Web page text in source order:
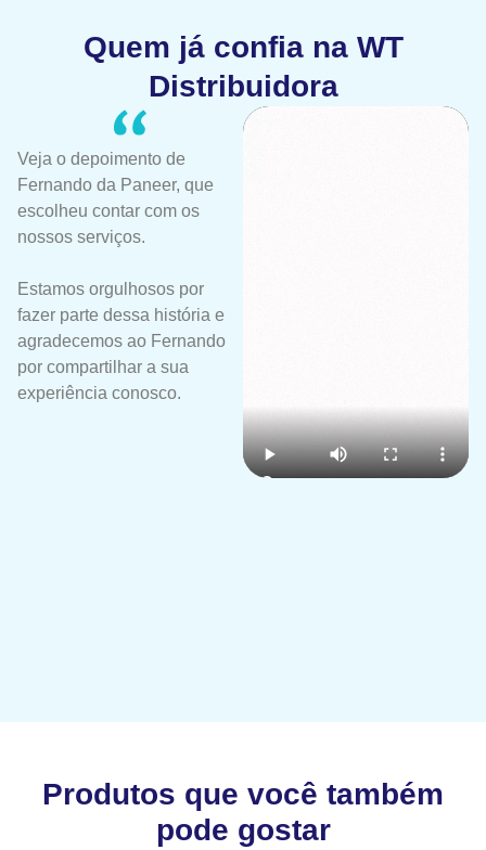
Quem já confia na WT
Distribuidora
Veja o depoimento de
Fernando da Paneer, que
escolheu contar com os
nossos serviços.
Estamos orgulhosos por
fazer parte dessa história e
agradecemos ao Fernando
por compartilhar a sua
experiência conosco.
Produtos que você também
pode gostar